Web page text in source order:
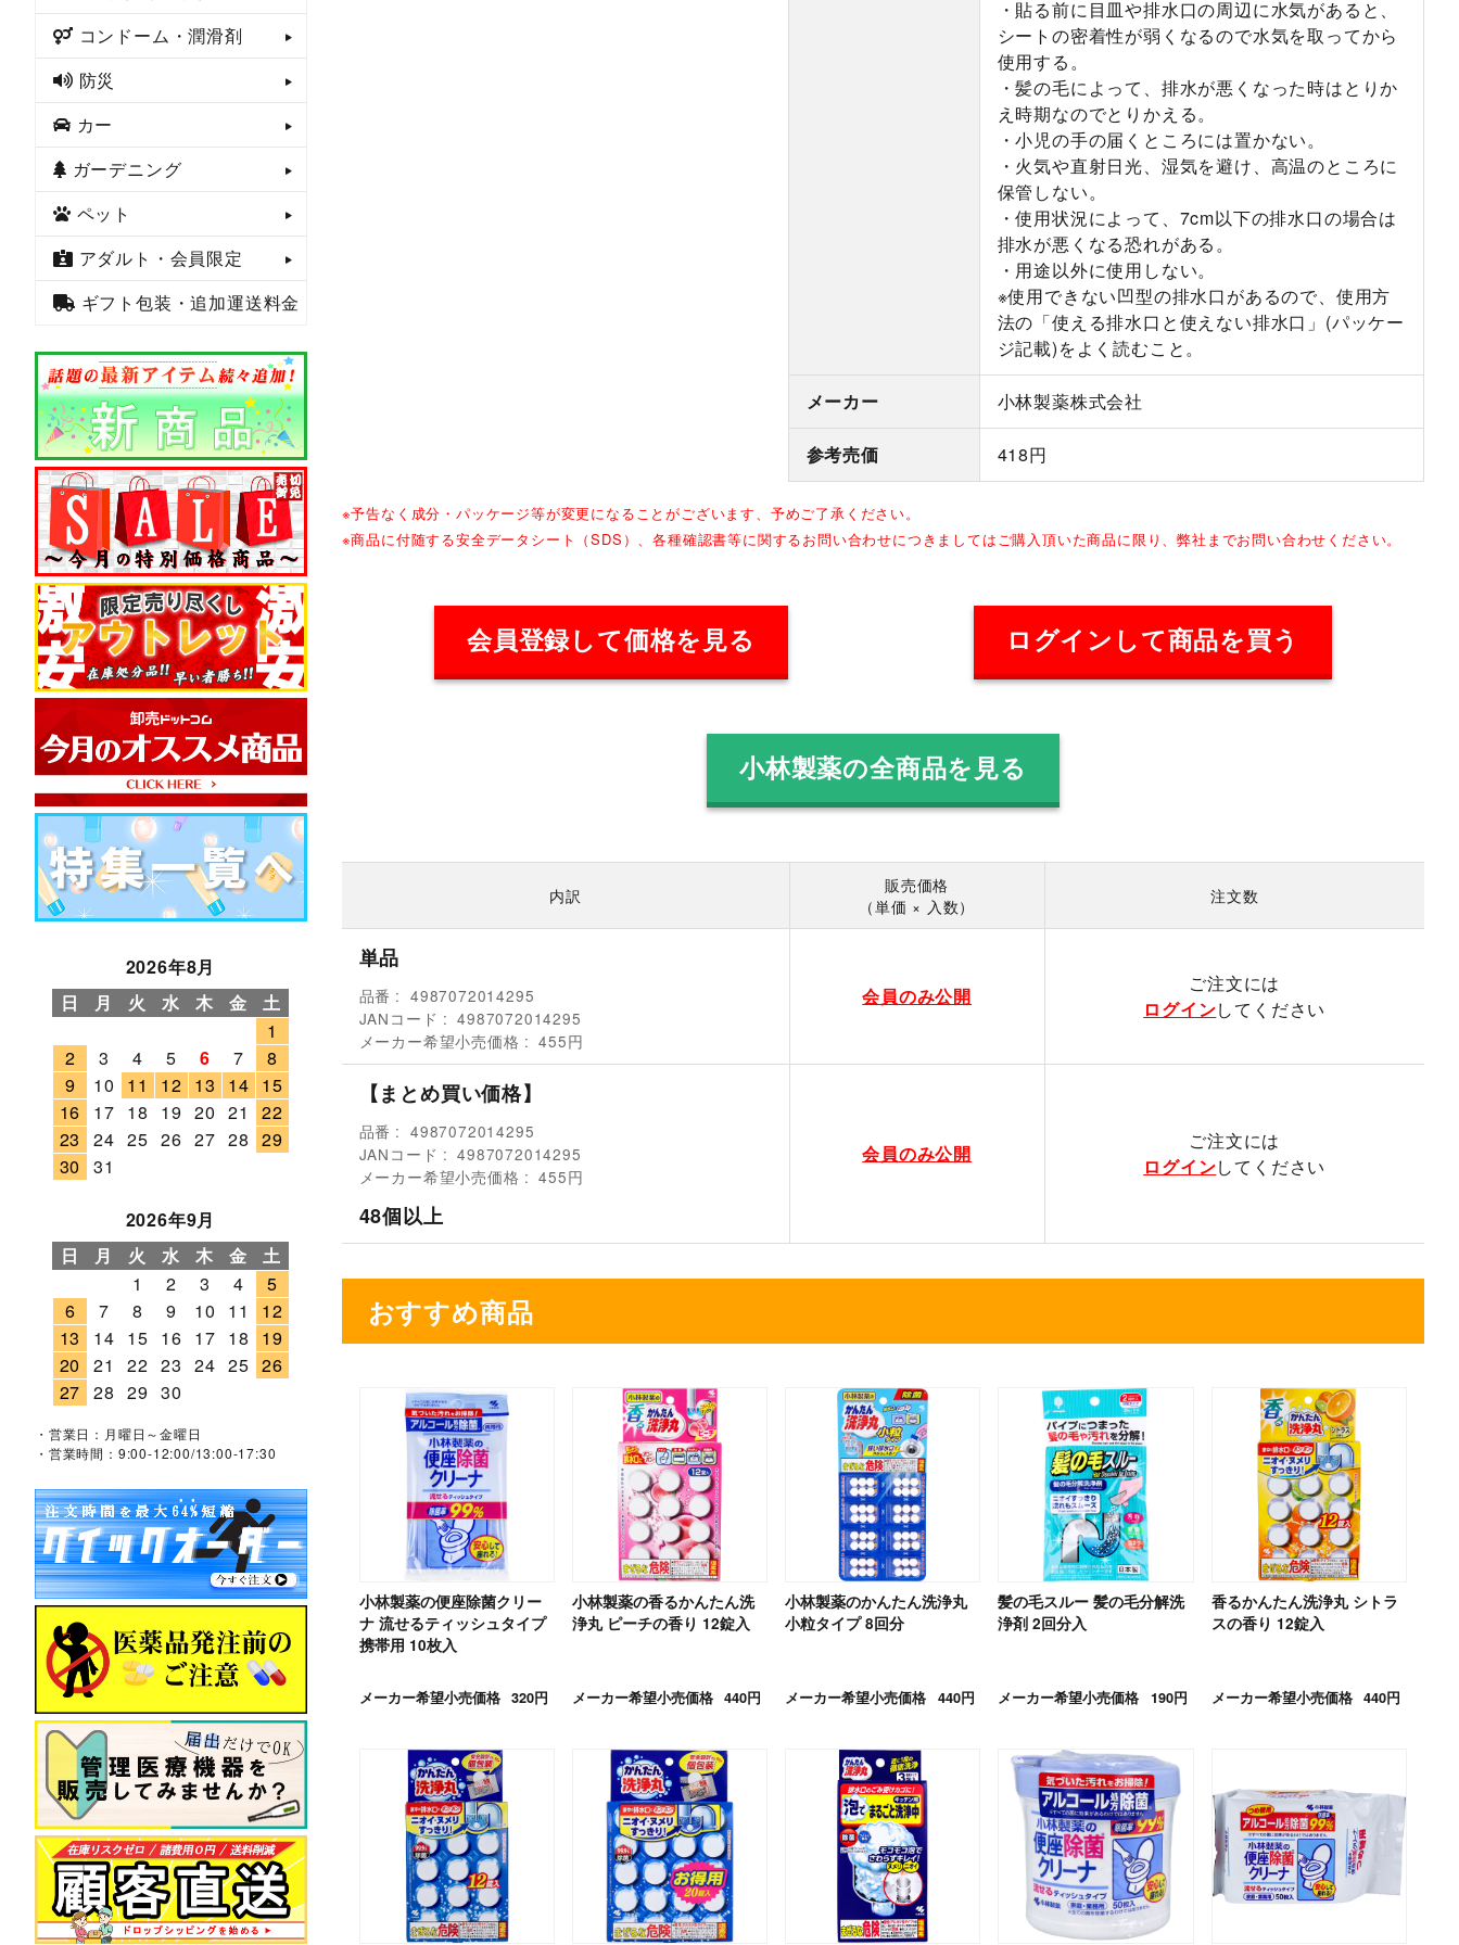
・貼る前に目皿や排水口の周辺に水気があると、
シートの密着性が弱くなるので水気を取ってから
使用する。
・髪の毛によって、排水が悪くなった時はとりか
え時期なのでとりかえる。
・小児の手の届くところには置かない。
・火気や直射日光、湿気を避け、高温のところに
保管しない。
・使用状況によって、7cm以下の排水口の場合は
排水が悪くなる恐れがある。
・用途以外に使用しない。
※使用できない凹型の排水口があるので、使用方
法の「使える排水口と使えない排水口」(パッケー
ジ記載)をよく読むこと。
メーカー 小林製薬株式会社
参考売価 418円
※予告なく成分・パッケージ等が変更になることがございます、予めご了承ください。
※商品に付随する安全データシート（SDS）、各種確認書等に関するお問い合わせにつきましてはご購入頂いた商品に限り、弊社までお問い合わせください。
会員登録して価格を見る ログインして商品を買う
小林製薬の全商品を見る
内訳
販売価格
（単価 × 入数）
注文数
単品
品番
4987072014295
JANコード
4987072014295
メーカー希望小売価格
455円
会員のみ公開
ご注文には
ログインしてください
【まとめ買い価格】
品番
4987072014295
JANコード
4987072014295
メーカー希望小売価格
455円
48個以上
会員のみ公開
ご注文には
ログインしてください
おすすめ商品
小林製薬の便座除菌クリー
ナ 流せるティッシュタイプ
携帯用 10枚入
メーカー希望小売価格 320円
小林製薬の香るかんたん洗
浄丸 ピーチの香り 12錠入
メーカー希望小売価格 440円
小林製薬のかんたん洗浄丸
小粒タイプ 8回分
メーカー希望小売価格 440円
髪の毛スルー 髪の毛分解洗
浄剤 2回分入
メーカー希望小売価格 190円
香るかんたん洗浄丸 シトラ
スの香り 12錠入
メーカー希望小売価格 440円
コンドーム・潤滑剤
防災
カー
ガーデニング
ペット
アダルト・会員限定
ギフト包装・追加運送料金
2026年8月
日
月 火 水 木 金
土
1
2
3 4 5 6 7
8
9
10 11 12 13 14 15
16
17 18 19 20 21
22
23
24 25 26 27 28 29
30
31
2026年9月
日
月 火 水 木 金
土
1
2 3 4
5
6
7 8 9 10 11
12
13
14 15 16 17 18
19
20
21 22 23 24 25 26
27 28 29 30
・営業日：月曜日～金曜日
・営業時間：9:00-12:00/13:00-17:30